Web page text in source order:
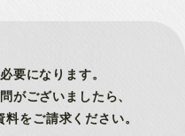
必要になります。
がございましたら、
をご請求ください。